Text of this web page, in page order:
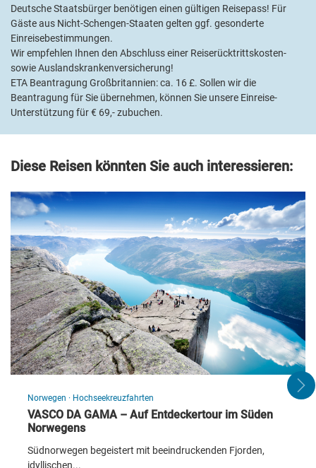
AIDAperla
© AIDA
Deutsche Staatsbürger benötigen einen gültigen Reisepass! Für
Gäste aus Nicht-Schengen-Staaten gelten ggf. gesonderte
Einreisebestimmungen.
Wir empfehlen Ihnen den Abschluss einer Reiserücktrittskosten-
sowie Auslandskrankenversicherung!
ETA Beantragung Großbritannien: ca. 16 £. Sollen wir die
Beantragung für Sie übernehmen, können Sie unsere Einreise-
Unterstützung für € 69,- zubuchen.
Diese Reisen könnten Sie auch interessieren:
Norwegen · Hochseekreuzfahrten
VASCO DA GAMA – Auf Entdeckertour im Süden
Norwegens
Südnorwegen begeistert mit beeindruckenden Fjorden,
idyllischen...